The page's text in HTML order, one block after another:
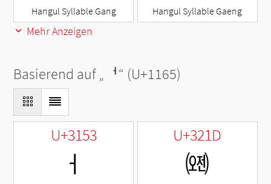
Hangul Syllable Gang Hangul Syllable Gaeng
Mehr Anzeigen
Basierend auf „ ᅥ“ (U+1165)
U+3153
ㅓ
U+321D
㈝